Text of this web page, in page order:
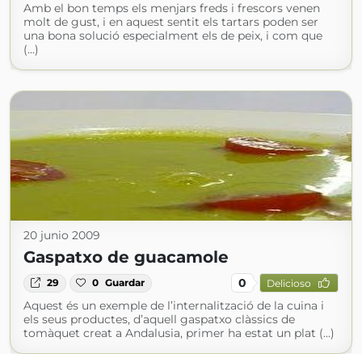
Amb el bon temps els menjars freds i frescors venen
molt de gust, i en aquest sentit els tartars poden ser
una bona solució especialment els de peix, i com que
(...)
20 junio 2009
Gaspatxo de guacamole
29 0 Guardar 0 Delicioso
Aquest és un exemple de l’internalització de la cuina i
els seus productes, d’aquell gaspatxo clàssics de
tomàquet creat a Andalusia, primer ha estat un plat (...)